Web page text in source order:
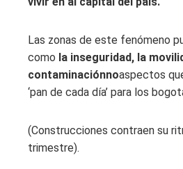
Las zonas de este fenómeno
como la inseguridad, la
contaminaciónnoaspectos
‘pan de cada día’ para los
(Construcciones contraen su
trimestre).